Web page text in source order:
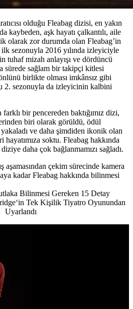
olduğu Fleabag dizisi, en yakın
kaybeden, aşk hayatı çalkantılı, aile
olarak zor durumda olan Fleabag’in
sezonuyla 2016 yılında izleyiciyle
tuhaf mizah anlayışı ve dördüncü
sürede sağlam bir takipçi kitlesi
birlikte olması imkânsız gibi
2. sezonuyla da izleyicinin kalbini
bir pencereden baktığımız dizi,
biri olarak görüldü, ödül
ve daha şimdiden ikonik olan
soktu. Fleabag hakkında
daha çok bağlanmamızı sağladı.
aşamasından çekim sürecinde kamera
kadar Fleabag hakkında bilinmesi
Bilinmesi Gereken 15 Detay
Tek Kişilik Tiyatro Oyunundan
Uyarlandı